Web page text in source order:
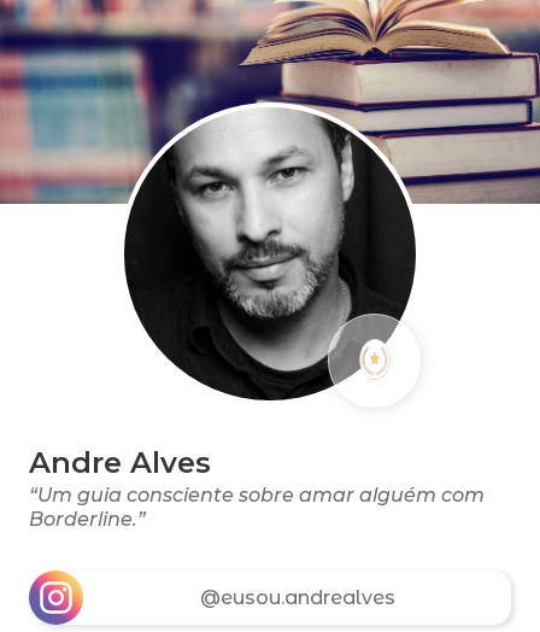
Andre Alves
“Um guia consciente sobre amar alguém com
Borderline.”
@eusou.andrealves